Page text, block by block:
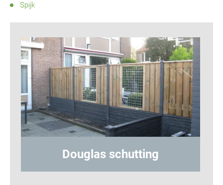
Spijk
Hout-betonschutting